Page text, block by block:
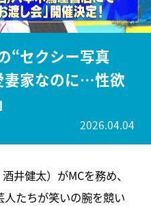
“セクシー写真
妻家なのに…性欲
2026.04.04
井健太）がMCを務め、
たちが笑いの腕を競い